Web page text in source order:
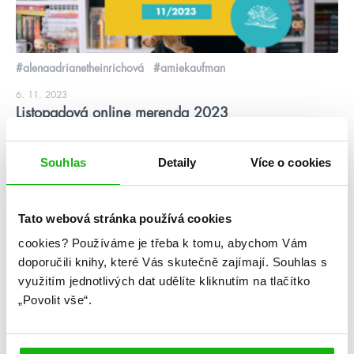
Souhlas Detaily Více o cookies
Tato webová stránka používá cookies
cookies? Používáme je třeba k tomu, abychom Vám
doporučili knihy, které Vás skutečně zajímají. Souhlas s
využitím jednotlivých dat udělíte kliknutím na tlačítko
„Povolit vše“.
#alenaadrianetheinrichová #amiekaufman
6. 11. 2023
Listopadová online merenda 2023
Poslední merenda tohoto roku a přehled všech knih, co ještě
letos vyjdou 📖 Bude feel good romantika, bude akční fantasy,
komiks, nádherné ilustrované vydání Eragona, hot romantasy,
další kniha královny pomalé romantiky i něco pro začínající
Kategorie
knihomoloviny kvízy podcast